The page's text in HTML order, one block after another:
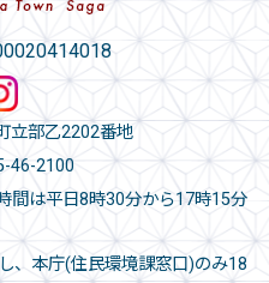
立部乙2202番地
46-2100
間は平日8時30分から17時15分
、本庁(住民環境課窓口)のみ18